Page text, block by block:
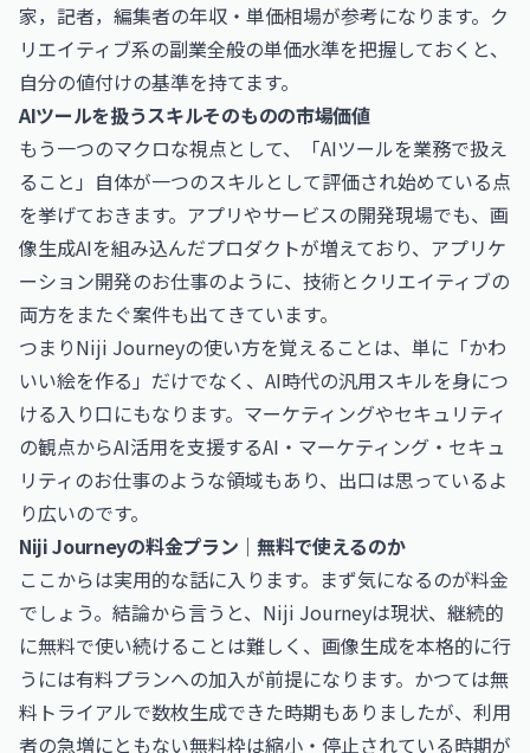
家，記者，編集者の年収・単価相場が参考になります。ク
リエイティブ系の副業全般の単価水準を把握しておくと、
自分の値付けの基準を持てます。
AIツールを扱うスキルそのものの市場価値
もう一つのマクロな視点として、「AIツールを業務で扱え
ること」自体が一つのスキルとして評価され始めている点
を挙げておきます。アプリやサービスの開発現場でも、画
像生成AIを組み込んだプロダクトが増えており、 アプリケ
ーション開発のお仕事のように、技術とクリエイティブの
両方をまたぐ案件も出てきています。
つまりNiji Journeyの使い方を覚えることは、単に「かわ
いい絵を作る」だけでなく、AI時代の汎用スキルを身につ
ける入り口にもなります。マーケティングやセキュリティ
の観点からAI活用を支援するAI・マーケティング・セキュ
リティのお仕事のような領域もあり、出口は思っているよ
り広いのです。
Niji Journeyの料金プラン｜無料で使えるのか
ここからは実用的な話に入ります。まず気になるのが料金
でしょう。結論から言うと、Niji Journeyは現状、継続的
に無料で使い続けることは難しく、画像生成を本格的に行
うには有料プランへの加入が前提になります。かつては無
料トライアルで数枚生成できた時期もありましたが、利用
者の急増にともない無料枠は縮小・停止されている時期が